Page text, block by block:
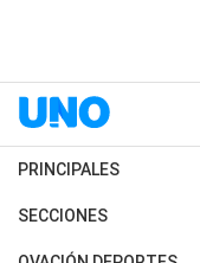
PRINCIPALES
Últimas Noticias
Política
SECCIONES